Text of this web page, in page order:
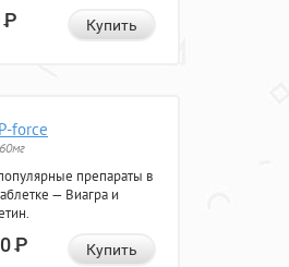
Р Купить
force
препараты в
— Виагра и
Р Купить